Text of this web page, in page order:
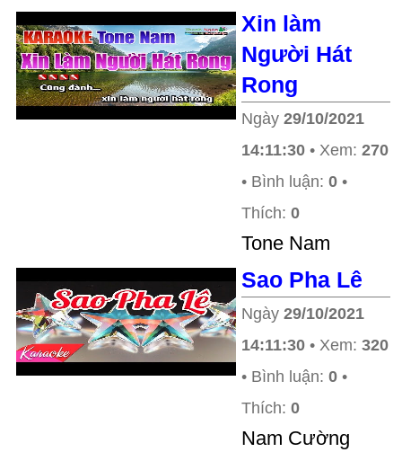
Xin làm
Người Hát
Rong
Ngày 29/10/2021
14:11:30 • Xem: 270
• Bình luận: 0 •
Thích: 0
Tone Nam
Sao Pha Lê
Ngày 29/10/2021
14:11:30 • Xem: 320
• Bình luận: 0 •
Thích: 0
Nam Cường